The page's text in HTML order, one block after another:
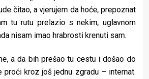
čitao, a vjerujem da hoće, prepoznat
tu rutu prelazio s nekim, uglavnom
nisam imao hrabrosti krenuti sam.
a da bih prešao tu cestu i došao do
proći kroz još jednu zgradu – internat.